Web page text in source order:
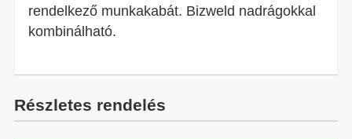
rendelkező munkakabát. Bizweld nadrágokkal
kombinálható.
Részletes rendelés